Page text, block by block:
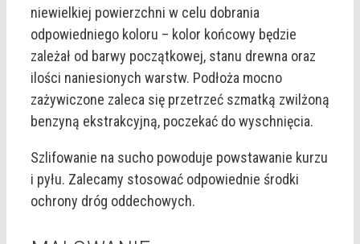
niewielkiej powierzchni w celu dobrania
odpowiedniego koloru – kolor końcowy będzie
zależał od barwy początkowej, stanu drewna oraz
ilości naniesionych warstw. Podłoża mocno
zażywiczone zaleca się przetrzeć szmatką zwilżoną
benzyną ekstrakcyjną, poczekać do wyschnięcia.
Szlifowanie na sucho powoduje powstawanie kurzu
i pyłu. Zalecamy stosować odpowiednie środki
ochrony dróg oddechowych.